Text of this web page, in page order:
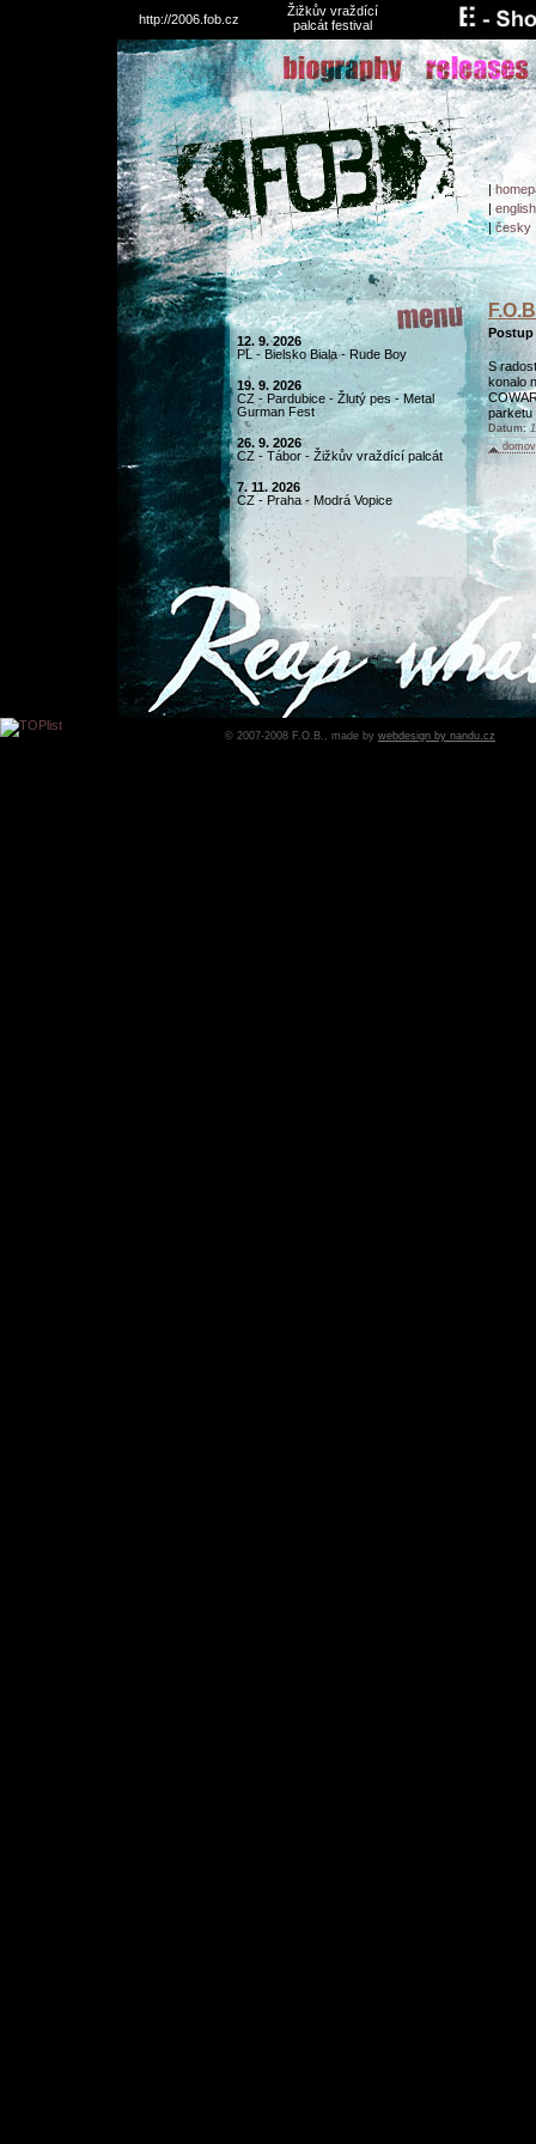
http://2006.fob.cz
Žižkův vraždící
palcát festival
|
| english
|česky
12. 9. 2026
PL - Bielsko Biala - Rude Boy
19. 9. 2026
CZ - Pardubice - Žlutý pes - Metal
Gurman Fest
26. 9. 2026
CZ - Tábor - Žižkův vraždící palcát
7. 11. 2026
CZ - Praha - Modrá Vopice
S
konalo
parketu
Datum:
© 2007-2008 F.O.B., made by webdesign by nandu.cz